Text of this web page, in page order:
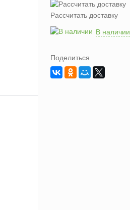
Рассчитать доставку
В наличии
Поделиться